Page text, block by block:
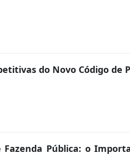
do Novo Código de
Fazenda Pública: o